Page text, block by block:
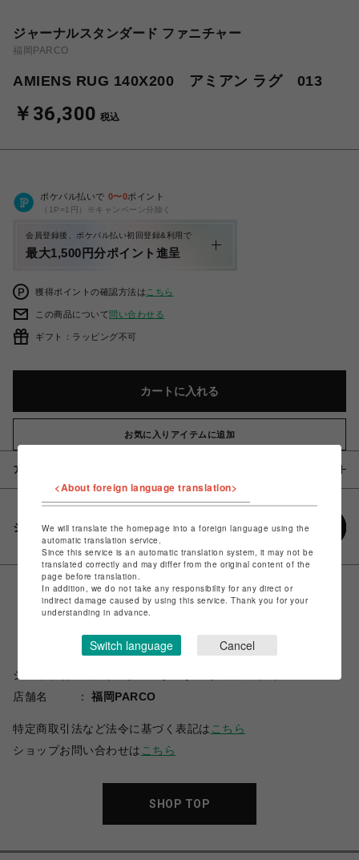
ジャーナルスタンダード ファニチャー
福岡PARCO
AMIENS RUG 140X200 アミアン ラグ 013
￥36,300 税込
ポケパル払いで 0〜0ポイント
（1P=1円）※キャンペーン分除く
会員登録後、ポケパル払い初回登録&利用で
最大1,500円分ポイント進呈
獲得ポイントの確認方法は こちら
この商品について問い合わせる
ギフト：ラッピング不可
カートに入れる
お気に入りアイテムに追加
アイテム説明 / 素材
シェアする
ショップ名
店舗名
福岡PARCO
特定商取引法など法令に基づく表記は こちら
ショップお問い合わせは こちら
SHOP TOP
<About foreign language translation>
We will translate the homepage into a foreign language using the
automatic translation service.
Since this service is an automatic translation system, it may not be
translated correctly and may differ from the original content of the
page before translation.
In addition, we do not take any responsibility for any direct or
indirect damage caused by using this service. Thank you for your
understanding in advance.
Switch language Cancel